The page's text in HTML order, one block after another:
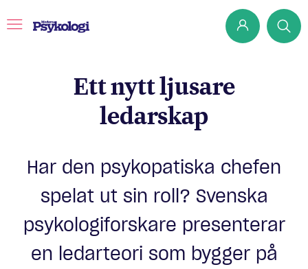
Klassiska experiment
Podd
Hjärnan
Ett nytt ljusare
ledarskap
Har den psykopatiska chefen
spelat ut sin roll? Svenska
psykologiforskare presenterar
en ledarteori som bygger på